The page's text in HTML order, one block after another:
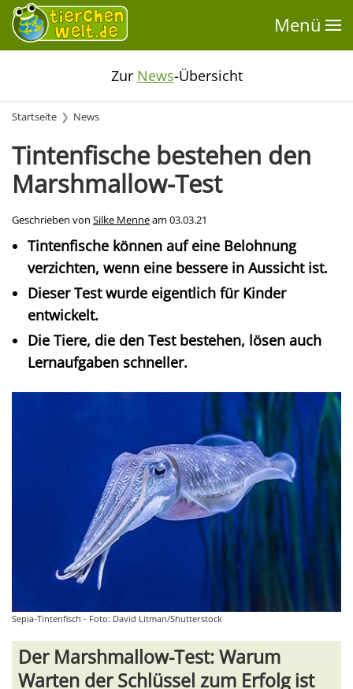
Menü
Zur News-Übersicht
Startseite News
Tintenfische bestehen den
Marshmallow-Test
Geschrieben von Silke Menneam 03.03.21
Tintenfische können auf eine Belohnung
verzichten, wenn eine bessere in Aussicht ist.
Dieser Test wurde eigentlich für Kinder
entwickelt.
Die Tiere, die den Test bestehen, lösen auch
Lernaufgaben schneller.
Sepia-Tintenfisch - Foto: David Litman/Shutterstock
Der Marshmallow-Test: Warum
Warten der Schlüssel zum Erfolg ist